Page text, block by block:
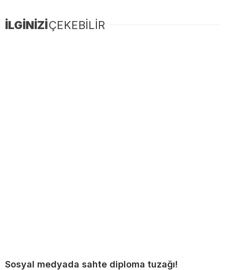
İLGİNİZİÇEKEBİLİR
Sosyal medyada sahte diploma tuzağı!